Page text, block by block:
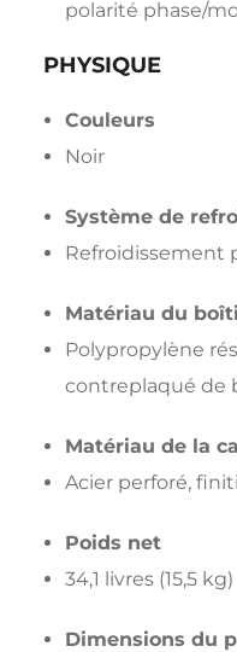
polarité phase/
PHYSIQUE
Couleurs
Noir
Système de
Refroidissement
Matériau du
Polypropylène
contreplaqué de
Matériau de la
Acier perforé,
Poids net
34,1 livres (15,5 kg)
Dimensions du